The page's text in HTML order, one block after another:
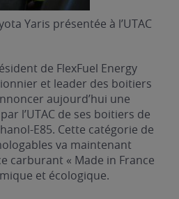
Yaris présentée à l’UTAC
de FlexFuel Energy
et leader des boitiers
aujourd’hui une
l’UTAC de ses boitiers de
E85. Cette catégorie de
va maintenant
carburant « Made in France
et écologique.